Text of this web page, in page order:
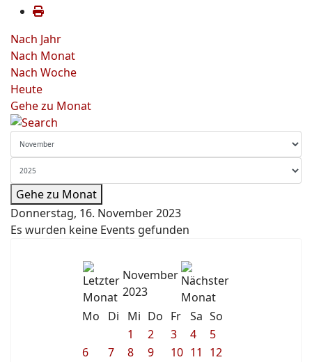
Nach Jahr
Nach Monat
Nach Woche
Heute
Gehe zu Monat
Gehe zu Monat
Donnerstag, 16. November 2023
Es wurden keine Events gefunden
November
2023
Mo
Di Mi Do Fr Sa So
1
2 3 4
5
6
7 8 9 10 11
12